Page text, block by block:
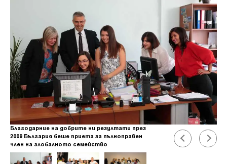
Благодарние на добрите ни резултати през
2009 България беше приета за пълноправен
член на глобалното семейство